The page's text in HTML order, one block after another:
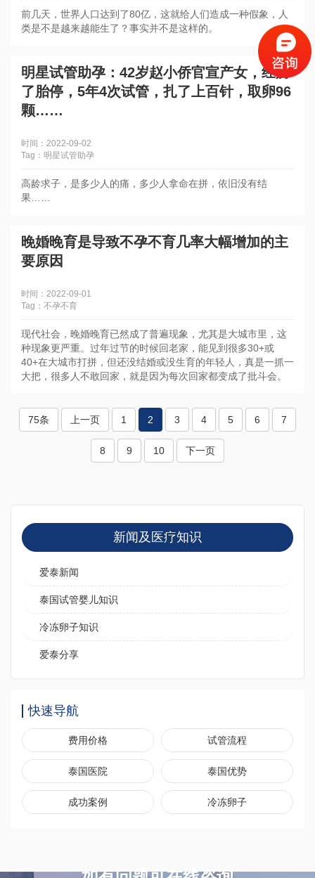
前几天，世界人口达到了80亿，这就给人们造成一种假象，人
类是不是越来越能生了？事实并不是这样的。
明星试管助孕：42岁赵小侨官宣产女，经历
了胎停，5年4次试管，扎了上百针，取卵96
颗……
时间：2022-09-02
Tag：明星试管助孕
高龄求子，是多少人的痛，多少人拿命在拼，依旧没有结
果……
晚婚晚育是导致不孕不育几率大幅增加的主
要原因
时间：2022-09-01
Tag：不孕不育
现代社会，晚婚晚育已然成了普遍现象，尤其是大城市里，这
种现象更严重。过年过节的时候回老家，能见到很多30+或
40+在大城市打拼，但还没结婚或没生育的年轻人，真是一抓一
大把，很多人不敢回家，就是因为每次回家都变成了批斗会。
75条 上一页 1 2 3 4 5 6 7
8 9 10 下一页
新闻及医疗知识
爱泰新闻
泰国试管婴儿知识
冷冻卵子知识
爱泰分享
快速导航
费用价格 试管流程
泰国医院 泰国优势
成功案例 冷冻卵子